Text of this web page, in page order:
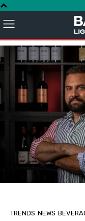
TRENDS NEWS